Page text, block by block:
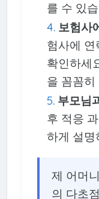
를 수 있
보험사
험사에
확인하세
을 꼼꼼히
부모님
후 적응
하게 설명
제 어머
의 다초